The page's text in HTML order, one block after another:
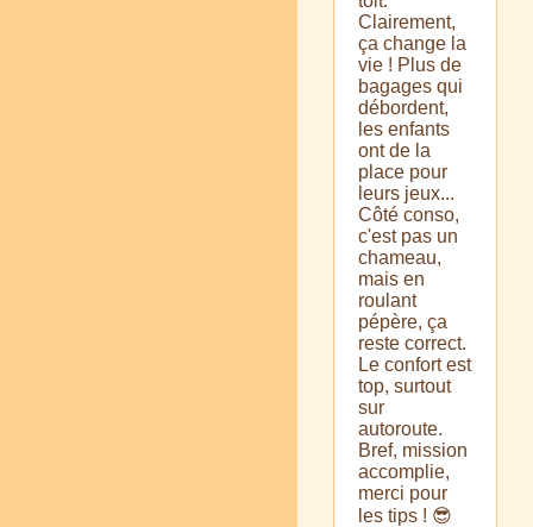
Clairement,
ça change la
vie ! Plus de
bagages qui
débordent,
les enfants
ont de la
place pour
leurs jeux...
Côté conso,
c'est pas un
chameau,
mais en
roulant
pépère, ça
reste correct.
Le confort est
top, surtout
sur
autoroute.
Bref, mission
accomplie,
merci pour
les tips ! 😎